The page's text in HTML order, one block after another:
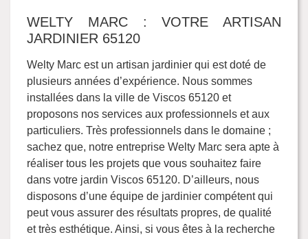
WELTY MARC : VOTRE ARTISAN
JARDINIER 65120
Welty Marc est un artisan jardinier qui est doté de
plusieurs années d’expérience. Nous sommes
installées dans la ville de Viscos 65120 et
proposons nos services aux professionnels et aux
particuliers. Très professionnels dans le domaine ;
sachez que, notre entreprise Welty Marc sera apte à
réaliser tous les projets que vous souhaitez faire
dans votre jardin Viscos 65120. D’ailleurs, nous
disposons d’une équipe de jardinier compétent qui
peut vous assurer des résultats propres, de qualité
et très esthétique. Ainsi, si vous êtes à la recherche